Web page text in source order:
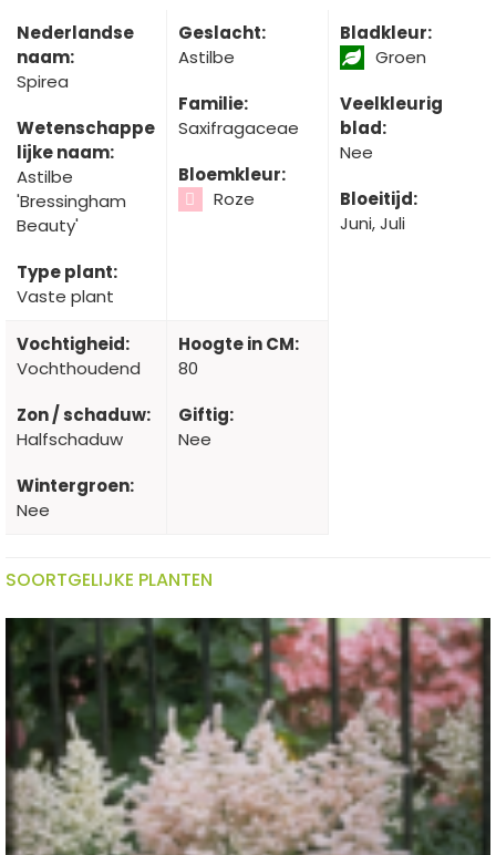
Nederlandse
naam:
Spirea
Wetenschappe
lijke naam:
Astilbe
'Bressingham
Beauty'
Type plant:
Vaste plant
Geslacht:
Astilbe
Familie:
Saxifragaceae
Bloemkleur:
Roze
Bladkleur:
Groen
Veelkleurig
blad:
Nee
Bloeitijd:
Juni, Juli
Vochtigheid:
Vochthoudend
Zon / schaduw:
Halfschaduw
Wintergroen:
Nee
Hoogte in CM:
80
Giftig:
Nee
SOORTGELIJKE PLANTEN